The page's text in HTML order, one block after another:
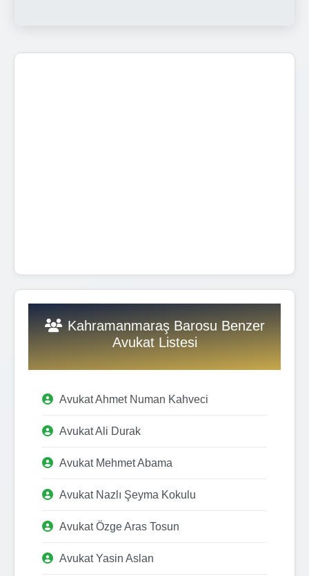
Kahramanmaraş Barosu Benzer
Avukat Listesi
Avukat Ahmet Numan Kahveci
Avukat Ali Durak
Avukat Mehmet Abama
Avukat Nazlı Şeyma Kokulu
Avukat Özge Aras Tosun
Avukat Yasin Aslan